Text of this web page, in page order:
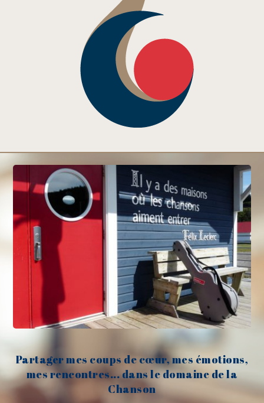
Partager mes coups de cœur, mes émotions,
mes rencontres... dans le domaine de la
Chanson